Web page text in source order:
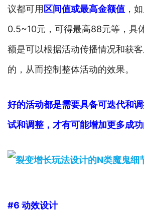
议都可用 区间值或最高金额值 ，
0.5~10元，可得最高88元等，具
额是可以根据活动传播情况和获
的，从而控制整体活动的效果。
好的活动都是需要具备可迭代和
试和调整，才有可能增加更多成功
#6 动效设计